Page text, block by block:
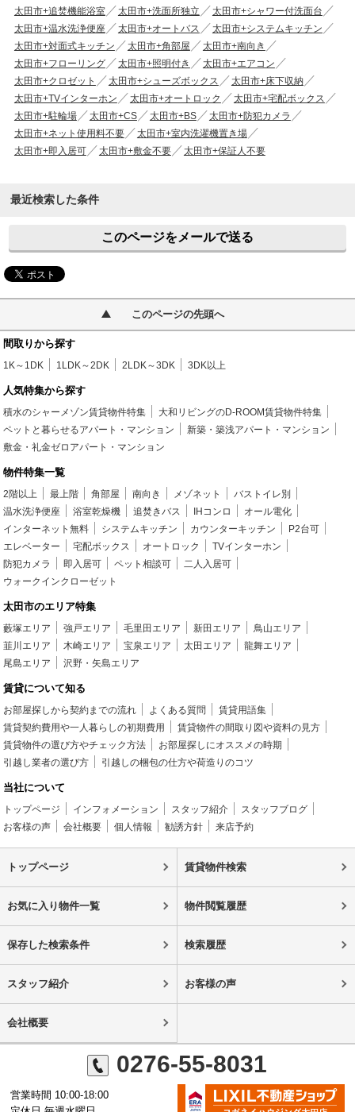
太田市+追焚機能浴室
太田市+洗面所独立
太田市+シャワー付洗面台
太田市+温水洗浄便座
太田市+オートバス
太田市+システムキッチン
太田市+対面式キッチン
太田市+角部屋
太田市+南向き
太田市+フローリング
太田市+照明付き
太田市+エアコン
太田市+クロゼット
太田市+シューズボックス
太田市+床下収納
太田市+TVインターホン
太田市+オートロック
太田市+宅配ボックス
太田市+駐輪場
太田市+CS 太田市+BS
太田市+防犯カメラ
太田市+ネット使用料不要
太田市+室内洗濯機置き場
太田市+即入居可
太田市+敷金不要 太田市+保証人不要
最近検索した条件
このページをメールで送る
このページの先頭へ
間取りから探す
1K～1DK 1LDK～2DK 2LDK～3DK 3DK以上
人気特集から探す
積水のシャーメゾン賃貸物件特集
大和リビングのD-ROOM賃貸物件特集
ペットと暮らせるアパート・マンション
新築・築浅アパート・マンション
敷金・礼金ゼロアパート・マンション
物件特集一覧
2階以上 最上階 角部屋 南向き メゾネット
バストイレ別
温水洗浄便座
浴室乾燥機 追焚きバス IHコンロ
オール電化
インターネット無料
システムキッチン カウンターキッチン
P2台可
エレベーター
宅配ボックス オートロック
TVインターホン
防犯カメラ
即入居可 ペット相談可
二人入居可
ウォークインクローゼット
太田市のエリア特集
藪塚エリア 強戸エリア 毛里田エリア 新田エリア
鳥山エリア
韮川エリア
木崎エリア 宝泉エリア 太田エリア
龍舞エリア
尾島エリア
沢野・矢島エリア
賃貸について知る
お部屋探しから契約までの流れ よくある質問
賃貸用語集
賃貸契約費用や一人暮らしの初期費用
賃貸物件の間取り図や資料の見方
賃貸物件の選び方やチェック方法
お部屋探しにオススメの時期
引越し業者の選び方
引越しの梱包の仕方や荷造りのコツ
当社について
トップページ インフォメーション スタッフ紹介
スタッフブログ
お客様の声
会社概要 個人情報 勧誘方針 来店予約
トップページ 賃貸物件検索
お気に入り物件一覧 物件閲覧履歴
保存した検索条件 検索履歴
スタッフ紹介 お客様の声
会社概要
0276-55-8031
営業時間 10:00-18:00